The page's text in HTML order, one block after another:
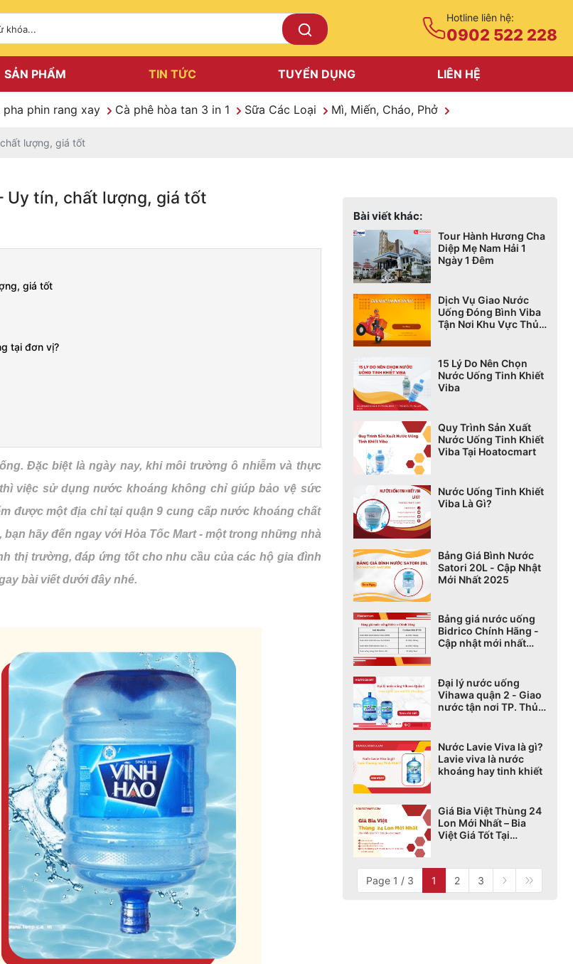
Hotline liên hệ:
0902 522 228
SẢN PHẨM TIN TỨC TUYỂN DỤNG LIÊN HỆ
pha phin rang xay Cà phê hòa tan 3 in 1 Sữa Các Loại Mì, Miến, Cháo, Phở
lượng, giá tốt
Uy tín, chất lượng, giá tốt
giá tốt
tại đơn vị?
Đặc biệt là ngày nay, khi môi trường ô nhiễm và thực
việc sử dụng nước khoáng không chỉ giúp bảo vệ sức
được một địa chỉ tại quận 9 cung cấp nước khoáng chất
hãy đến ngay với Hỏa Tốc Mart - một trong những nhà
thị trường, đáp ứng tốt cho nhu cầu của các hộ gia đình
bài viết dưới đây nhé.
Bài viết khác:
Tour Hành Hương Cha
Diệp Mẹ Nam Hải 1
Ngày 1 Đêm
Dịch Vụ Giao Nước
Uống Đóng Bình Viba
Tận Nơi Khu Vực Thủ
15 Lý Do Nên Chọn
Nước Uống Tinh Khiết
Viba
Quy Trình Sản Xuất
Nước Uống Tinh Khiết
Viba Tại Hoatocmart
Nước Uống Tinh Khiết
Viba Là Gì?
Bảng Giá Bình Nước
Satori 20L - Cập Nhật
Mới Nhất 2025
Bảng giá nước uống
Bidrico Chính Hãng -
Cập nhật mới nhất
Đại lý nước uống
Vihawa quận 2 - Giao
nước tận nơi TP. Thủ
Nước Lavie Viva là gì?
Lavie viva là nước
khoáng hay tinh khiết
Giá Bia Việt Thùng 24
Lon Mới Nhất – Bia
Việt Giá Tốt Tại
Page 1 / 3 1 2 3